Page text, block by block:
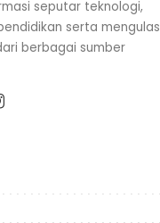
seputar teknologi,
serta mengulas
berbagai sumber